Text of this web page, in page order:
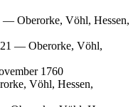
— Oberorke, Vöhl, Hessen,
21 — Oberorke, Vöhl,
1760
Vöhl, Hessen,